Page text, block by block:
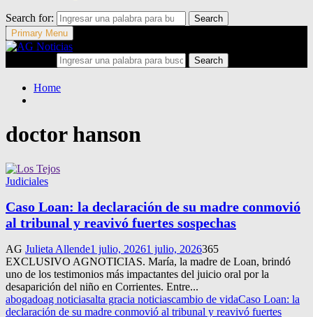
Search for:
Search
Primary Menu
Search
Home
doctor hanson
Judiciales
Caso Loan: la declaración de su madre conmovió
al tribunal y reavivó fuertes sospechas
AG Julieta Allende1 julio, 20261 julio, 2026365
EXCLUSIVO AGNOTICIAS. María, la madre de Loan, brindó
uno de los testimonios más impactantes del juicio oral por la
desaparición del niño en Corrientes. Entre...
abogadoag noticiasalta gracia noticiascambio de vidaCaso Loan: la
declaración de su madre conmovió al tribunal y reavivó fuertes